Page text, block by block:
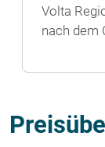
Volta
nach dem